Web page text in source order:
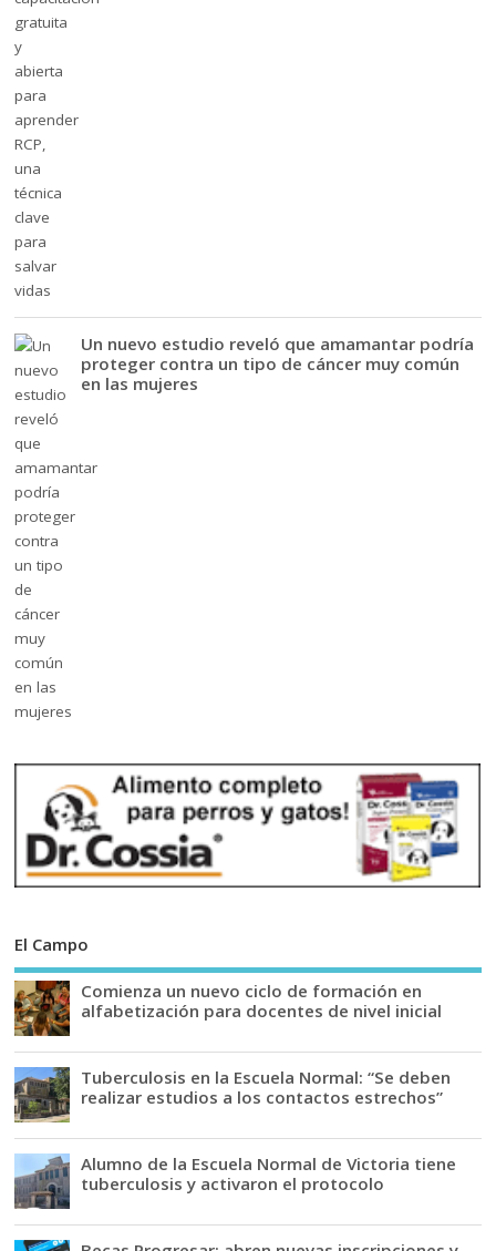
Un nuevo estudio reveló que amamantar podría
proteger contra un tipo de cáncer muy común
en las mujeres
El Campo
Comienza un nuevo ciclo de formación en
alfabetización para docentes de nivel inicial
Tuberculosis en la Escuela Normal: “Se deben
realizar estudios a los contactos estrechos”
Alumno de la Escuela Normal de Victoria tiene
tuberculosis y activaron el protocolo